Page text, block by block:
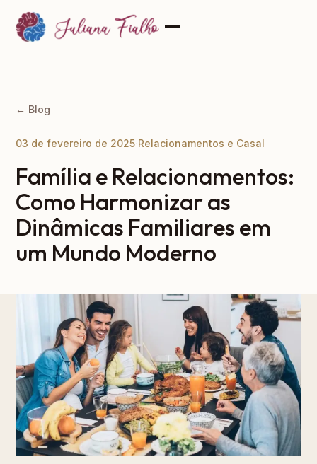
← Blog
03 de fevereiro de 2025 Relacionamentos e Casal
Família e Relacionamentos:
Como Harmonizar as
Dinâmicas Familiares em
um Mundo Moderno